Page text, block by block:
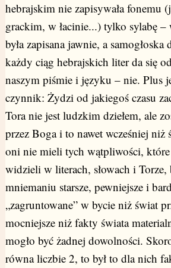
hebrajskim nie zapisywała fonemu
grackim, w łacinie...) tylko sylabę –
była zapisana jawnie, a
każdy ciąg hebrajskich liter da się
naszym piśmie i języku – nie. Plus
czynnik: Żydzi od jakiegoś czasu
Tora nie jest ludzkim dziełem, ale
przez Boga i to nawet wcześniej niż
oni nie mieli tych wątpliwości,
widzieli w literach, słowach i Torze,
mniemaniu starsze, pewniejsze i
„zagruntowane” w bycie niż świat
mocniejsze niż fakty świata
mogło być żadnej dowolności.
równa liczbie 2, to był to dla nich